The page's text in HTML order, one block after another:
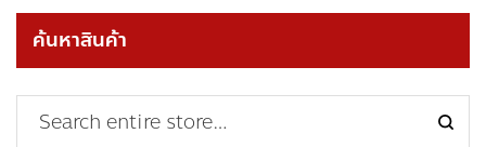
ค้นหาสินค้า